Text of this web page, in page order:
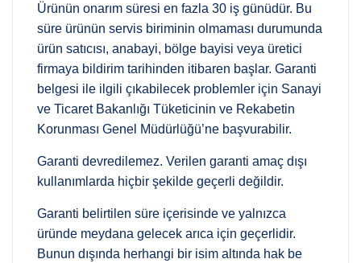
Ürünün onarım süresi en fazla 30 iş günüdür. Bu
süre ürünün servis biriminin olmaması durumunda
ürün satıcısı, anabayi, bölge bayisi veya üretici
firmaya bildirim tarihinden itibaren başlar. Garanti
belgesi ile ilgili çıkabilecek problemler için Sanayi
ve Ticaret Bakanlığı Tüketicinin ve Rekabetin
Korunması Genel Müdürlüğü’ne başvurabilir.
Garanti devredilemez. Verilen garanti amaç dışı
kullanımlarda hiçbir şekilde geçerli değildir.
Garanti belirtilen süre içerisinde ve yalnızca
üründe meydana gelecek arıca için geçerlidir.
Bunun dışında herhangi bir isim altında hak be